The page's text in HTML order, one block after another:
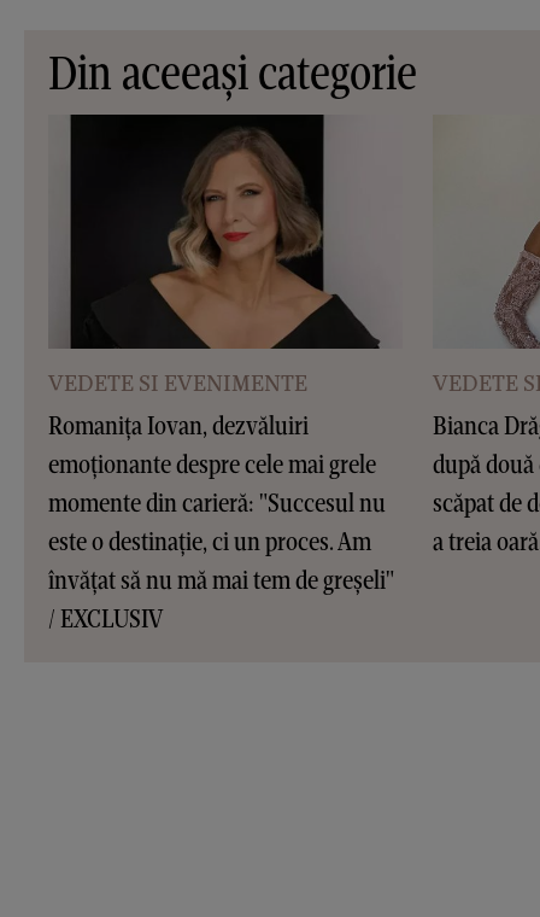
Din aceeași categorie
VEDETE SI EVENIMENTE
Romanița Iovan, dezvăluiri
emoționante despre cele mai grele
momente din carieră: "Succesul nu
este o destinație, ci un proces. Am
învățat să nu mă mai tem de greșeli"
/ EXCLUSIV
VEDETE
Bianca
după
scăpat de
a treia